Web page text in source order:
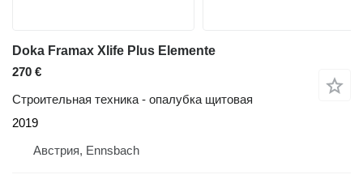
Doka Framax Xlife Plus Elemente
270 €
Строительная техника - опалубка щитовая
2019
Австрия, Ennsbach